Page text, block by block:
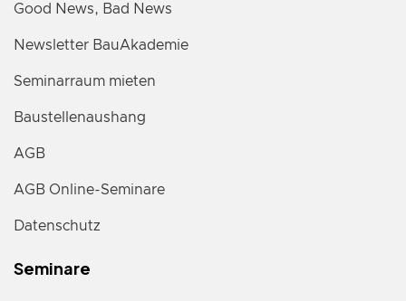
Good News, Bad News
Newsletter BauAkademie
Seminarraum mieten
Baustellenaushang
AGB
AGB Online-Seminare
Datenschutz
Seminare